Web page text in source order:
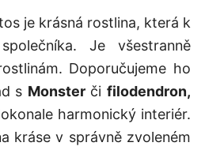
je krásná rostlina, která k
Je všestranně
Doporučujeme ho
s Monsterčifilodendron,
harmonický interiér.
kráse v správně zvoleném